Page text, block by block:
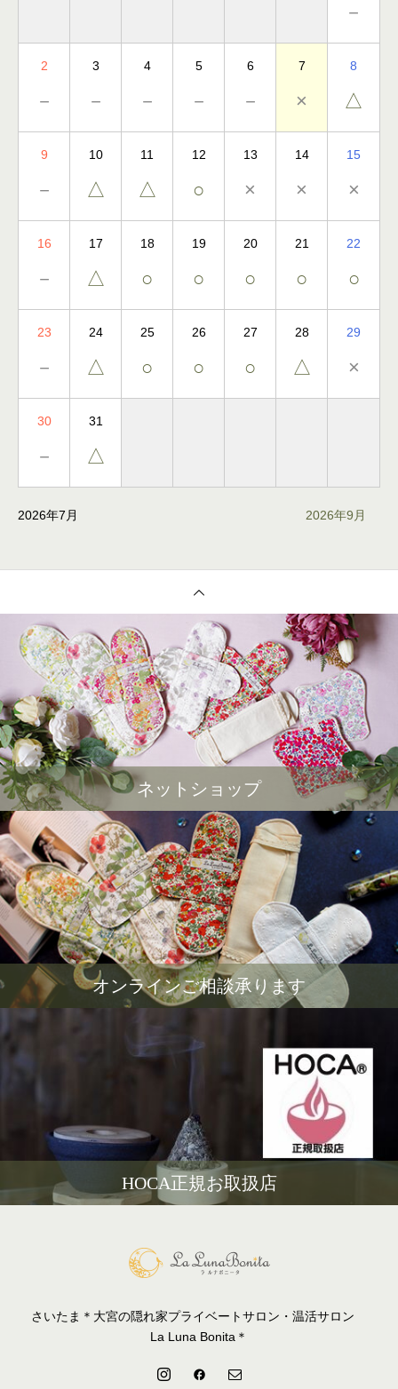
－
2
－
3
－
4
－
5
－
6
－
7
×
8
△
9
－
10
△
11
△
12
○
13
×
14
×
15
×
16
－
17
△
18
○
19
○
20
○
21
○
22
○
23
－
24
△
25
○
26
○
27
○
28
△
29
×
30
－
31
△
2026年7月 2026年9月
ネットショップ
オンラインご相談承ります
HOCA正規お取扱店
さいたま＊大宮の隠れ家プライベートサロン・温活サロン
La Luna Bonita＊